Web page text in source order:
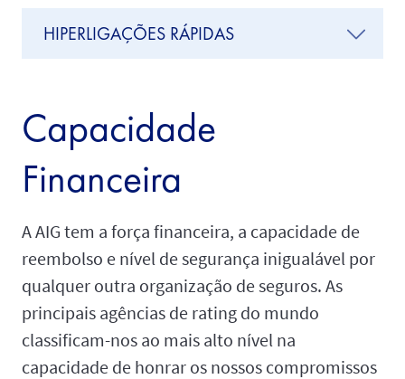
Capacidade
Financeira
A AIG tem a força financeira, a capacidade de
reembolso e nível de segurança inigualável por
qualquer outra organização de seguros. As
principais agências de rating do mundo
classificam-nos ao mais alto nível na
capacidade de honrar os nossos compromissos
HIPERLIGAÇÕES RÁPIDAS